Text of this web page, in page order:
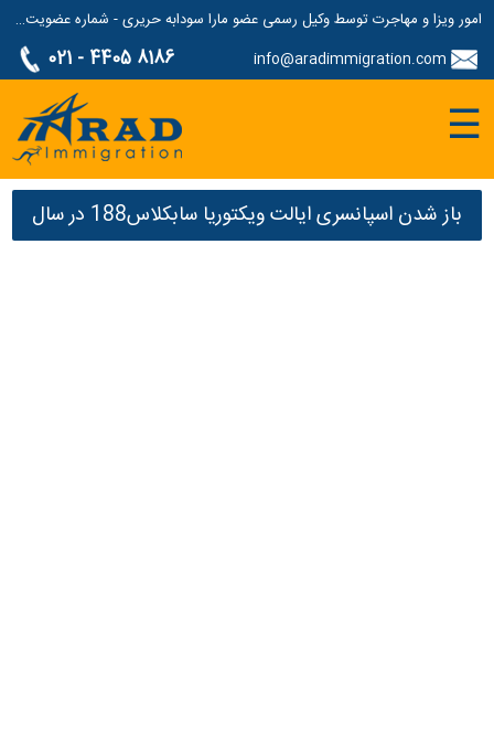
امور ویزا و مهاجرت توسط وکیل رسمی عضو مارا سودابه حریری - شماره عضویت مارا: 1687507
021 - 4405 8186 info@aradimmigration.com
☰
باز شدن اسپانسری ایالت ویکتوریا سابکلاس188 در سال